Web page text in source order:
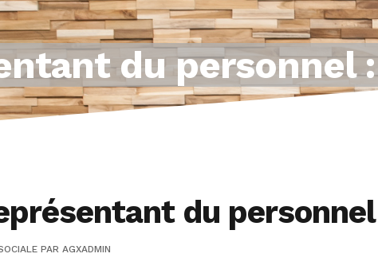
du personnel
du
PAR AGXADMIN